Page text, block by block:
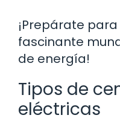
¡Prepárate
fascinante
de energía!
Tipos de
eléctricas